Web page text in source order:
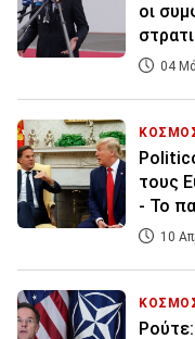
οι
04
τους
- Το
10
Ρούτε: